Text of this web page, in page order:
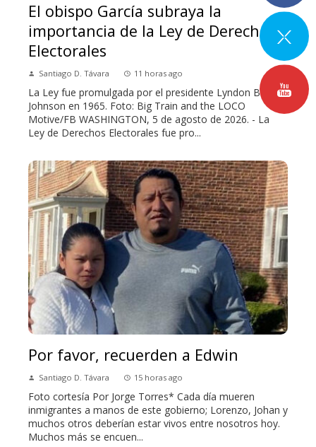
El obispo García subraya la
importancia de la Ley de Derechos
Electorales
Santiago D. Távara 11 horas ago
La Ley fue promulgada por el presidente Lyndon B.
Johnson en 1965. Foto: Big Train and the LOCO
Motive/FB WASHINGTON, 5 de agosto de 2026. - La
Ley de Derechos Electorales fue pro...
Por favor, recuerden a Edwin
Santiago D. Távara 15 horas ago
Foto cortesía Por Jorge Torres* Cada día mueren
inmigrantes a manos de este gobierno; Lorenzo, Johan y
muchos otros deberían estar vivos entre nosotros hoy.
Muchos más se encuen...